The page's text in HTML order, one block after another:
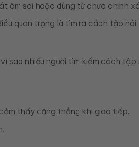
âm sai hoặc dùng từ chưa chính
quan trọng là tìm ra cách tập
nhiều người tìm kiếm cách
thấy căng thẳng khi giao tiếp.